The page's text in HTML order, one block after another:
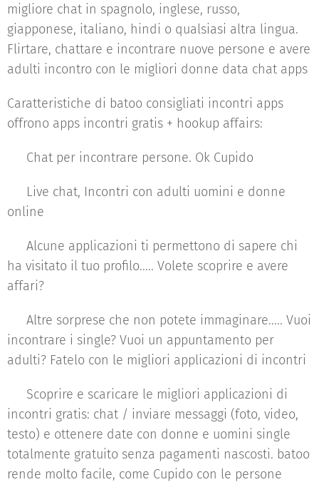
migliore chat in spagnolo, inglese, russo,
giapponese, italiano, hindi o qualsiasi altra lingua.
Flirtare, chattare e incontrare nuove persone e avere
adulti incontro con le migliori donne data chat apps
Caratteristiche di batoo consigliati incontri apps
offrono apps incontri gratis + hookup affairs:
♥ Chat per incontrare persone. Ok Cupido
♥ Live chat, Incontri con adulti uomini e donne
online
♥ Alcune applicazioni ti permettono di sapere chi
ha visitato il tuo profilo..... Volete scoprire e avere
affari?
♥ Altre sorprese che non potete immaginare..... Vuoi
incontrare i single? Vuoi un appuntamento per
adulti? Fatelo con le migliori applicazioni di incontri
♥ Scoprire e scaricare le migliori applicazioni di
incontri gratis: chat / inviare messaggi (foto, video,
testo) e ottenere date con donne e uomini single
totalmente gratuito senza pagamenti nascosti. batoo
rende molto facile, come Cupido con le persone